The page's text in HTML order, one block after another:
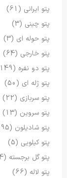
پتو ایرانی (61)
پتو چینی (3)
پتو حوله ای (3)
پتو خارجی (64)
پتو دو نفره (149)
پتو ژله ای (50)
پتو سربازی (22)
پتو سروین (13)
پتو شادیلون (95)
پتو کیلویی (5)
پتو گل برجسته (124)
پتو لاله (66)